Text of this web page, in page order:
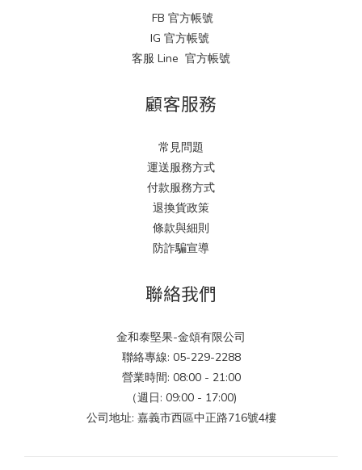
FB 官方帳號
IG 官方帳號
客服 Line 官方帳號
顧客服務
常見問題
運送服務方式
付款服務方式
退換貨政策
條款與細則
防詐騙宣導
聯絡我們
金和泰堅果-金頌有限公司
聯絡專線: 05-229-2288
營業時間: 08:00 - 21:00
（週日: 09:00 - 17:00)
公司地址: 嘉義市西區中正路716號4樓